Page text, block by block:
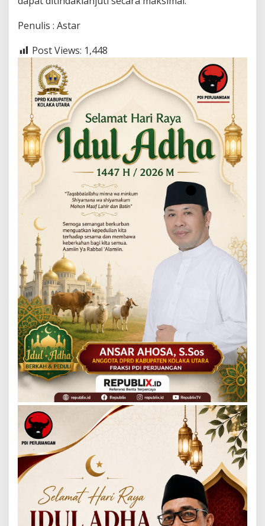
Penulis : Astar
Post Views: 1,448